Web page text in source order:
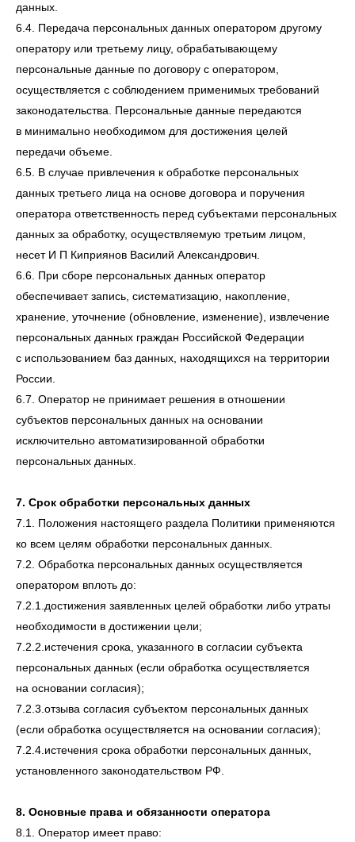
данных.
6.4. Передача персональных данных оператором другому
оператору или третьему лицу, обрабатывающему
персональные данные по договору с оператором,
осуществляется с соблюдением применимых требований
законодательства. Персональные данные передаются
в минимально необходимом для достижения целей
передачи объеме.
6.5. В случае привлечения к обработке персональных
данных третьего лица на основе договора и поручения
оператора ответственность перед субъектами персональных
данных за обработку, осуществляемую третьим лицом,
несет И П Киприянов Василий Александрович.
6.6. При сборе персональных данных оператор
обеспечивает запись, систематизацию, накопление,
хранение, уточнение (обновление, изменение), извлечение
персональных данных граждан Российской Федерации
с использованием баз данных, находящихся на территории
России.
6.7. Оператор не принимает решения в отношении
субъектов персональных данных на основании
исключительно автоматизированной обработки
персональных данных.
7. Срок обработки персональных данных
7.1. Положения настоящего раздела Политики применяются
ко всем целям обработки персональных данных.
7.2. Обработка персональных данных осуществляется
оператором вплоть до:
7.2.1.достижения заявленных целей обработки либо утраты
необходимости в достижении цели;
7.2.2.истечения срока, указанного в согласии субъекта
персональных данных (если обработка осуществляется
на основании согласия);
7.2.3.отзыва согласия субъектом персональных данных
(если обработка осуществляется на основании согласия);
7.2.4.истечения срока обработки персональных данных,
установленного законодательством РФ.
8. Основные права и обязанности оператора
8.1. Оператор имеет право: